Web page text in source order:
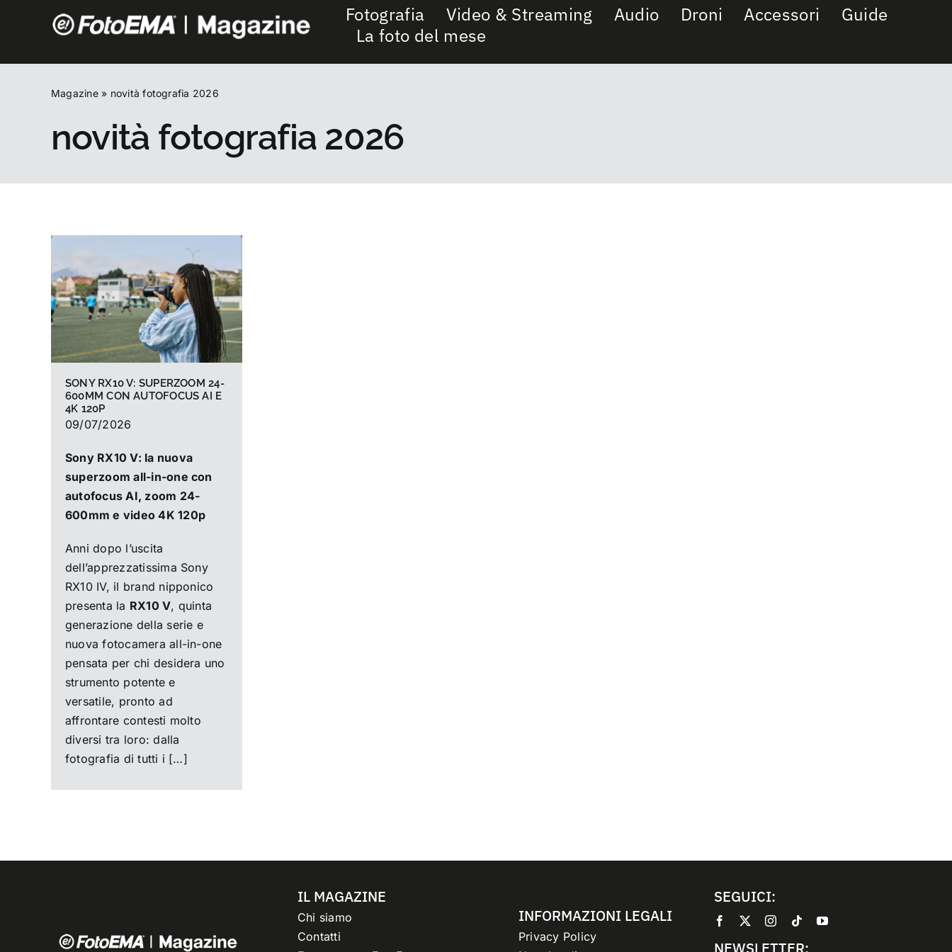
Fotografia Video & Streaming Audio Droni Accessori
Guide
La foto del mese
Magazine» novità fotografia 2026
novità fotografia 2026
SONY RX10 V: SUPERZOOM 24-
600MM CON AUTOFOCUS AI E
4K 120P
09/07/2026
Sony RX10 V: la nuova
superzoom all-in-one con
autofocus AI, zoom 24-
600mm e video 4K 120p
Anni dopo l’uscita
dell’apprezzatissima Sony
RX10 IV, il brand nipponico
presenta la RX10 V, quinta
generazione della serie e
nuova fotocamera all-in-one
pensata per chi desidera uno
strumento potente e
versatile, pronto ad
affrontare contesti molto
diversi tra loro: dalla
fotografia di tutti i […]
IL MAGAZINE
Chi siamo
Contatti
INFORMAZIONI LEGALI
Privacy Policy
SEGUICI:
NEWSLETTER: